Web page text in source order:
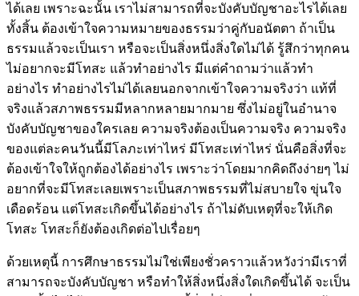
ได้เลย เพราะฉะนั้น เราไม่สามารถที่จะบังคับบัญชาอะไรได้เลย
ทั้งสิ้น ต้องเข้าใจความหมายของธรรมว่าคู่กับอนัตตา ถ้าเป็น
ธรรมแล้วจะเป็นเรา หรือจะเป็นสิ่งหนึ่งสิ่งใดไม่ได้ รู้สึกว่าทุกคน
ไม่อยากจะมีโทสะ แล้วทำอย่างไร มีแต่คำถามว่าแล้วทำ
อย่างไร ทำอย่างไรไม่ได้เลยนอกจากเข้าใจความจริงว่า แท้ที่
จริงแล้วสภาพธรรมมีหลากหลายมากมาย ซึ่งไม่อยู่ในอำนาจ
บังคับบัญชาของใครเลย ความจริงต้องเป็นความจริง ความจริง
ของแต่ละคนวันนี้มีโลภะเท่าไหร่ มีโทสะเท่าไหร่ นั่นคือสิ่งที่จะ
ต้องเข้าใจให้ถูกต้องได้อย่างไร เพราะว่าโดยมากคิดถึงง่ายๆ ไม่
อยากที่จะมีโทสะเลยเพราะเป็นสภาพธรรมที่ไม่สบายใจ ขุ่นใจ
เดือดร้อน แต่โทสะเกิดขึ้นได้อย่างไร ถ้าไม่ดับเหตุที่จะให้เกิด
โทสะ โทสะก็ยังต้องเกิดต่อไปเรื่อยๆ
ด้วยเหตุนี้ การศึกษาธรรมไม่ใช่เพียงชั่วคราวแล้วหวังว่ามีเราที่
สามารถจะบังคับบัญชา หรือทำให้สิ่งหนึ่งสิ่งใดเกิดขึ้นได้ จะเป็น